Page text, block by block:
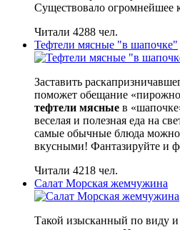
Существовало огромнейшее
Читали 4288 чел.
Тефтели мясные "в шапочке"
Заставить
поможет обещание
тефтели мясные в
веселая и полезная еда на
самые обычные блюда можно
вкусными! Фантазируйте и
Читали 4218 чел.
Салат Морская жемчужина
Такой изысканный по виду и